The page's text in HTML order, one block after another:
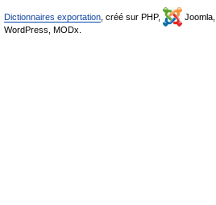
Dictionnaires exportation , créé sur PHP, Joomla,
WordPress, MODx.